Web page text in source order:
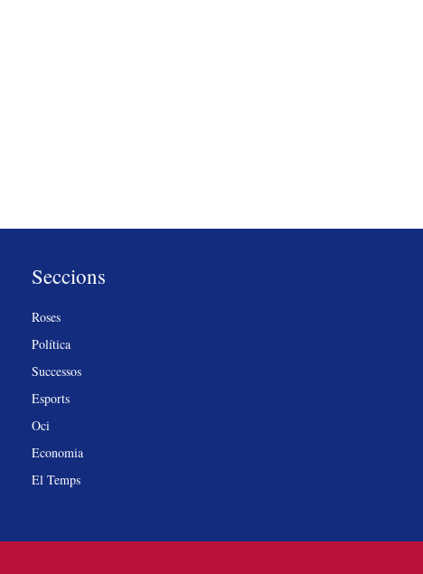
Seccions
Roses
Política
Successos
Esports
Oci
Economia
El Temps